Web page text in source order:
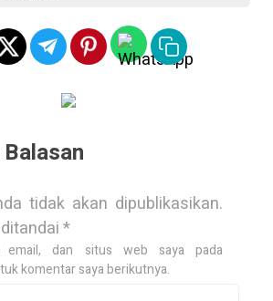
tidak akan dipublikasikan.
*
email, dan situs web saya pada
komentar saya berikutnya.